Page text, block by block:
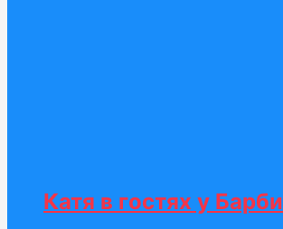
Катя в гостях у Барби